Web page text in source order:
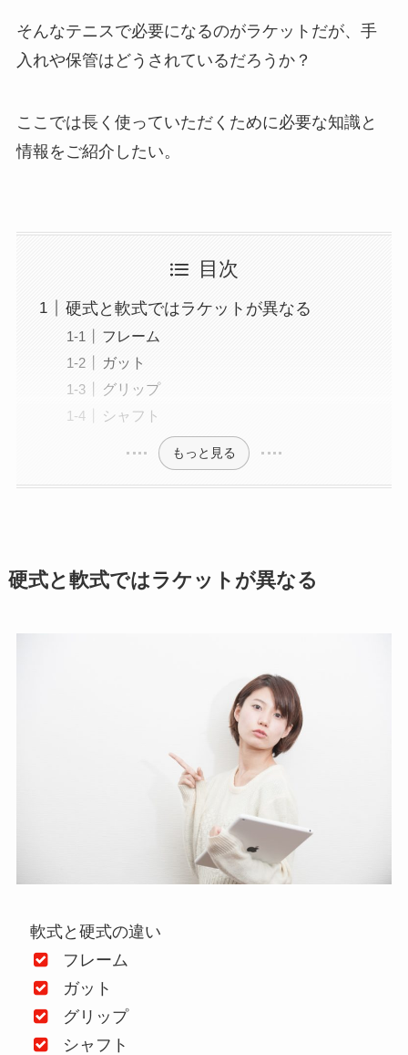
そんなテニスで必要になるのがラケットだが、手
入れや保管はどうされているだろうか？
ここでは長く使っていただくために必要な知識と
情報をご紹介したい。
目次
硬式と軟式ではラケットが異なる
フレーム
ガット
グリップ
シャフト
もっと見る
硬式と軟式ではラケットが異なる
軟式と硬式の違い
フレーム
ガット
グリップ
シャフト